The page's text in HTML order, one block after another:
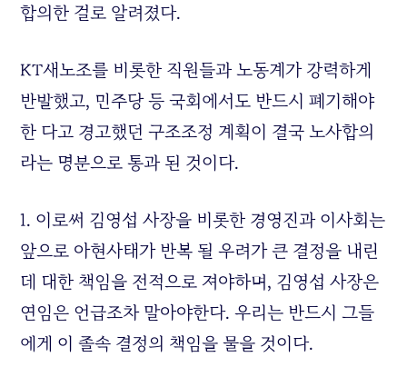
합의한 걸로 알려졌다.
KT새노조를 비롯한 직원들과 노동계가 강력하게
반발했고, 민주당 등 국회에서도 반드시 폐기해야
한 다고 경고했던 구조조정 계획이 결국 노사합의
라는 명분으로 통과 된 것이다.
1. 이로써 김영섭 사장을 비롯한 경영진과 이사회는
앞으로 아현사태가 반복 될 우려가 큰 결정을 내린
데 대한 책임을 전적으로 져야하며, 김영섭 사장은
연임은 언급조차 말아야한다. 우리는 반드시 그들
에게 이 졸속 결정의 책임을 물을 것이다.